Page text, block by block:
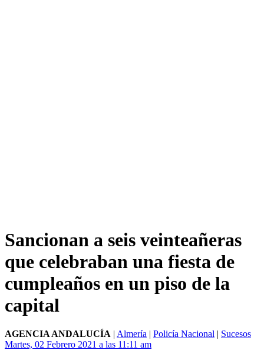
Sancionan a seis veinteañeras
que celebraban una fiesta de
cumpleaños en un piso de la
capital
AGENCIA ANDALUCÍA | Almería | Policía Nacional | Sucesos
Martes, 02 Febrero 2021 a las 11:11 am